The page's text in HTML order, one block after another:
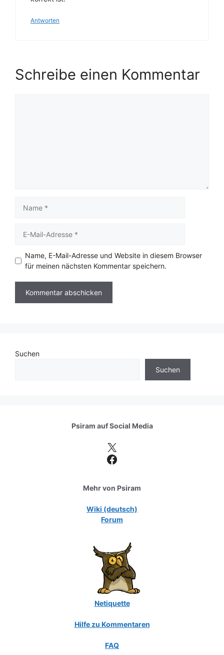
Antworten
Schreibe einen Kommentar
Mail-
Name, E-Mail-Adresse und Website in diesem Browser
für meinen nächsten Kommentar speichern.
Suchen
Suchen
Psiram aufSocial Media
X
Facebook
Mehr von Psiram
Wiki (deutsch)
Forum
Netiquette
Hilfe zu Kommentaren
FAQ